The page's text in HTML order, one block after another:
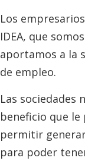
Los
IDEA, que
aportamos a la
de empleo.
Las sociedades
beneficio que
permitir
para poder